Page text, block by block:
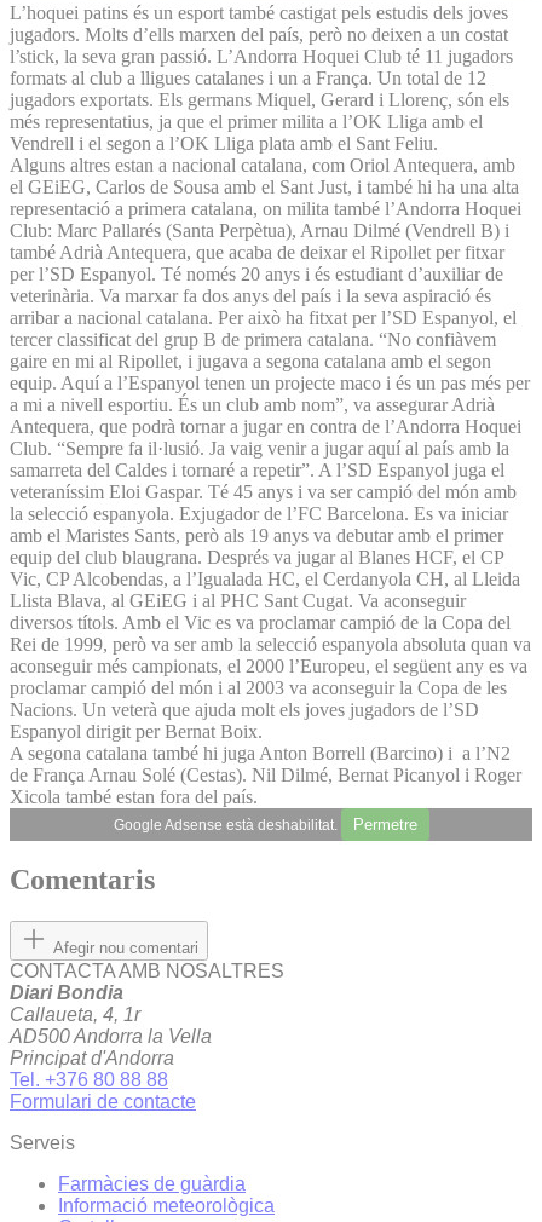
L’hoquei patins és un esport també castigat pels estudis dels joves
jugadors. Molts d’ells marxen del país, però no deixen a un costat
l’stick, la seva gran passió. L’Andorra Hoquei Club té 11 jugadors
formats al club a lligues catalanes i un a França. Un total de 12
jugadors exportats. Els germans Miquel, Gerard i Llorenç, són els
més representatius, ja que el primer milita a l’OK Lliga amb el
Vendrell i el segon a l’OK Lliga plata amb el Sant Feliu.
Alguns altres estan a nacional catalana, com Oriol Antequera, amb
el GEiEG, Carlos de Sousa amb el Sant Just, i també hi ha una alta
representació a primera catalana, on milita també l’Andorra Hoquei
Club: Marc Pallarés (Santa Perpètua), Arnau Dilmé (Vendrell B) i
també Adrià Antequera, que acaba de deixar el Ripollet per fitxar
per l’SD Espanyol. Té només 20 anys i és estudiant d’auxiliar de
veterinària. Va marxar fa dos anys del país i la seva aspiració és
arribar a nacional catalana. Per això ha fitxat per l’SD Espanyol, el
tercer classificat del grup B de primera catalana. “No confiàvem
gaire en mi al Ripollet, i jugava a segona catalana amb el segon
equip. Aquí a l’Espanyol tenen un projecte maco i és un pas més per
a mi a nivell esportiu. És un club amb nom”, va assegurar Adrià
Antequera, que podrà tornar a jugar en contra de l’Andorra Hoquei
Club. “Sempre fa il·lusió. Ja vaig venir a jugar aquí al país amb la
samarreta del Caldes i tornaré a repetir”. A l’SD Espanyol juga el
veteraníssim Eloi Gaspar. Té 45 anys i va ser campió del món amb
la selecció espanyola. Exjugador de l’FC Barcelona. Es va iniciar
amb el Maristes Sants, però als 19 anys va debutar amb el primer
equip del club blaugrana. Després va jugar al Blanes HCF, el CP
Vic, CP Alcobendas, a l’Igualada HC, el Cerdanyola CH, al Lleida
Llista Blava, al GEiEG i al PHC Sant Cugat. Va aconseguir
diversos títols. Amb el Vic es va proclamar campió de la Copa del
Rei de 1999, però va ser amb la selecció espanyola absoluta quan va
aconseguir més campionats, el 2000 l’Europeu, el següent any es va
proclamar campió del món i al 2003 va aconseguir la Copa de les
Nacions. Un veterà que ajuda molt els joves jugadors de l’SD
Espanyol dirigit per Bernat Boix.
A segona catalana també hi juga Anton Borrell (Barcino) i a l’N2
de França Arnau Solé (Cestas). Nil Dilmé, Bernat Picanyol i Roger
Xicola també estan fora del país.
Google Adsense està deshabilitat. Permetre
Comentaris
Afegir nou comentari
CONTACTA AMB NOSALTRES
Diari Bondia
Callaueta, 4, 1r
AD500 Andorra la Vella
Principat d'Andorra
Tel. +376 80 88 88
Formulari de contacte
Serveis
Farmàcies de guàrdia
Informació meteorològica